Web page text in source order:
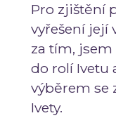
Pro zjištění
vyřešení její
za tím, jsem
do rolí Ivetu
výběrem se
Ivety.